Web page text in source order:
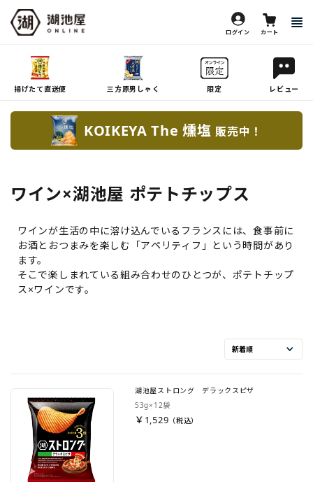
ログイン カート
揚げたて直送便 三方原男しゃく 限定 レビュー
KOIKEYA The 燻塩 販売中！
ワイン×湖池屋 ポテトチップス
ワインが生活の中に溶け込んでいるフランスには、食事前に
お酒とおつまみを楽しむ「アペリティフ」という時間があり
ます。
そこで楽しまれている組み合わせのひとつが、ポテトチップ
ス×ワインです。
湖池屋ストロング デラックスピザ
53g×12袋
￥1,529